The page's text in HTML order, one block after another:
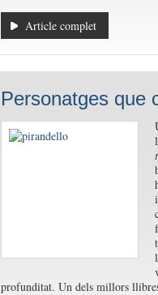
Article complet
Personatges que
profunditat. Un dels millors